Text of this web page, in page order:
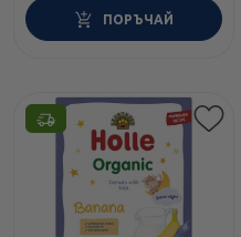
ПОРЪЧАЙ